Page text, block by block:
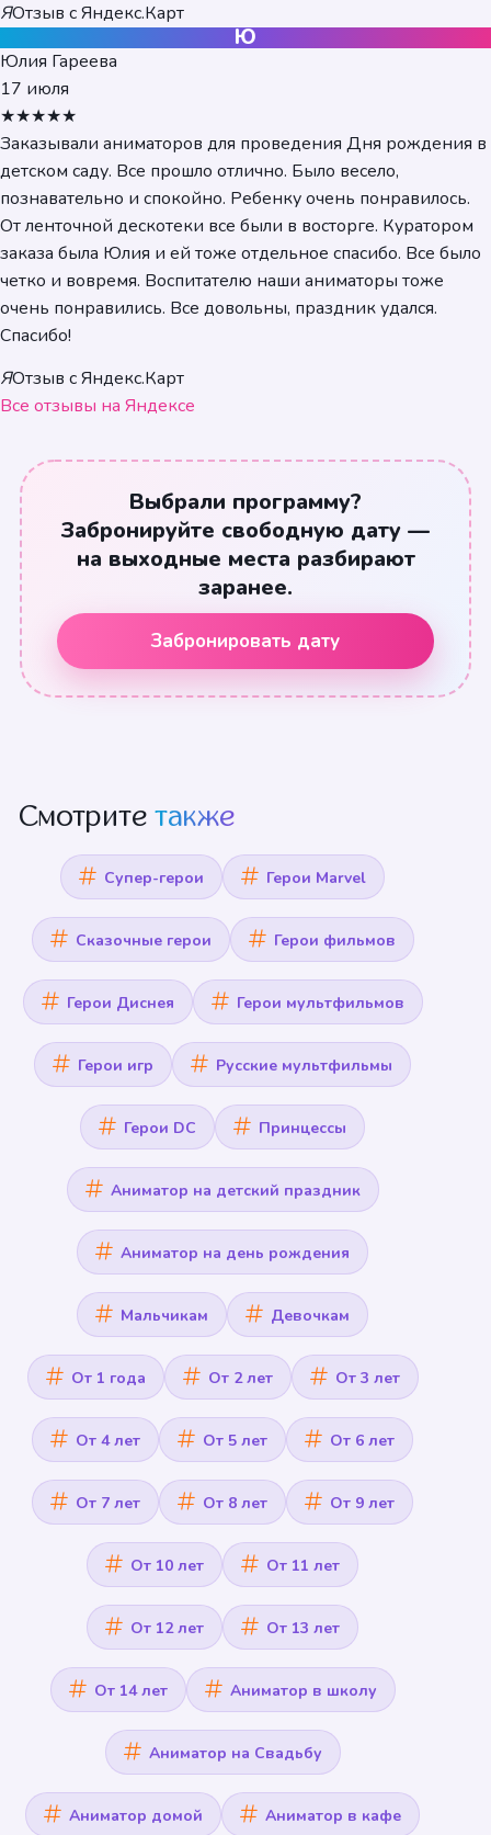
ЯОтзыв с Яндекс.Карт
Ю
Юлия Гареева
17 июля
★★★★★
Заказывали аниматоров для проведения Дня рождения в
детском саду. Все прошло отлично. Было весело,
познавательно и спокойно. Ребенку очень понравилось.
От ленточной дескотеки все были в восторге. Куратором
заказа была Юлия и ей тоже отдельное спасибо. Все было
четко и вовремя. Воспитателю наши аниматоры тоже
очень понравились. Все довольны, праздник удался.
Спасибо!
ЯОтзыв с Яндекс.Карт
Все отзывы на Яндексе
Выбрали программу?
Забронируйте свободную дату —
на выходные места разбирают
заранее.
Забронировать дату
Смотрите также
Супер-герои Герои Marvel
Сказочные герои Герои фильмов
Герои Диснея Герои мультфильмов
Герои игр Русские мультфильмы
Герои DC Принцессы
Аниматор на детский праздник
Аниматор на день рождения
Мальчикам Девочкам
От 1 года От 2 лет От 3 лет
От 4 лет От 5 лет От 6 лет
От 7 лет От 8 лет От 9 лет
От 10 лет От 11 лет
От 12 лет От 13 лет
От 14 лет Аниматор в школу
Аниматор на Свадьбу
Аниматор домой Аниматор в кафе